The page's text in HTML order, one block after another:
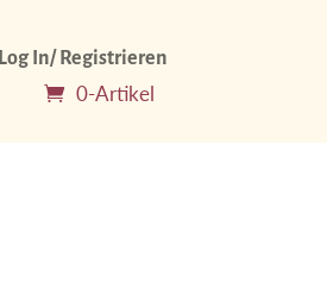
Log In/ Registrieren
0-Artikel